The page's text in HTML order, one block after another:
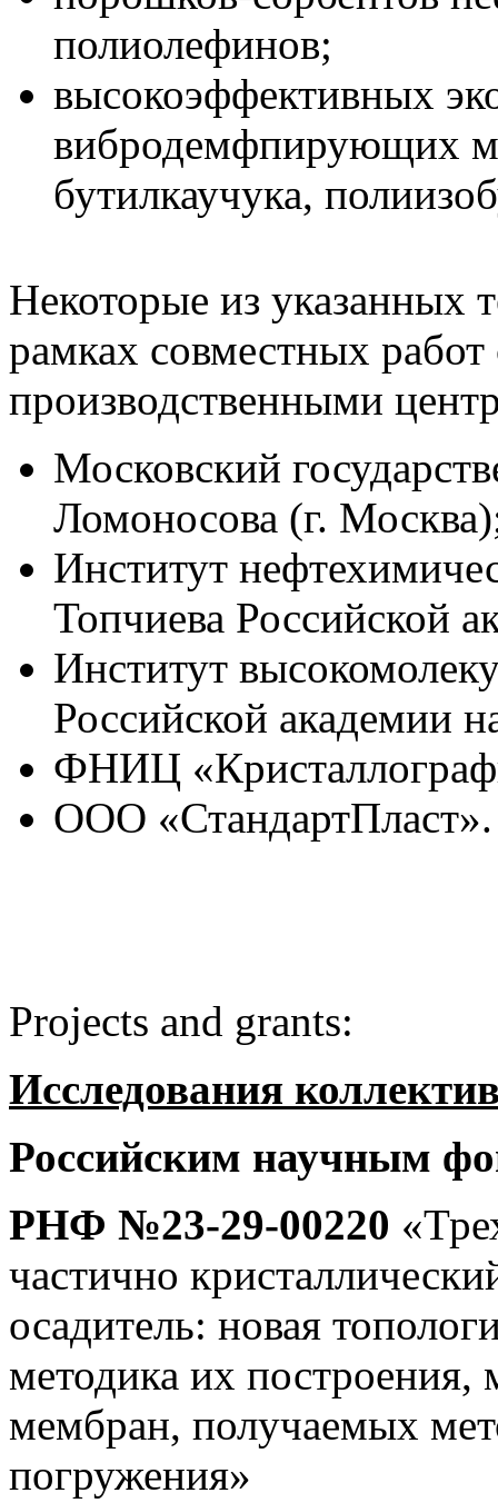
полиолефинов;
высокоэффективных
вибродемфпирующих
бутилкаучука,
Некоторые из указанных
рамках совместных
производственными
Московский
Ломоносова (г.
Институт
Топчиева Российской
Институт
Российской академии
ФНИЦ
ООО «СтандартПласт».
Projects and grants:
Исследования
Российским научным
РНФ №23-29-00220
частично
осадитель: новая
методика их построения,
мембран, получаемых
погружения»